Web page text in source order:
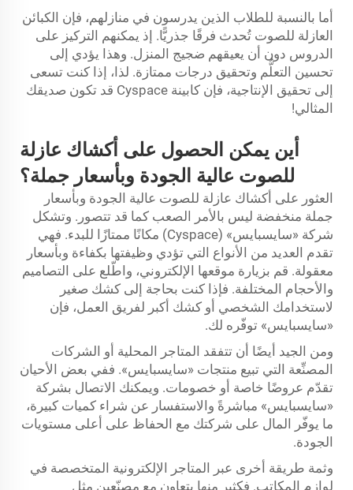
أما بالنسبة للطلاب الذين يدرسون في منازلهم، فإن الكبائن
العازلة للصوت تُحدث فرقًا جذريًّا. إذ يمكنهم التركيز على
الدروس دون أن يعيقهم ضجيج المنزل. وهذا يؤدي إلى
تحسين التعلُّم وتحقيق درجات ممتازة. لذا، إذا كنت تسعى
إلى تحقيق الإنتاجية، فإن كابينة Cyspace قد تكون صديقك
المثالي!
أين يمكن الحصول على أكشاك عازلة
للصوت عالية الجودة وبأسعار جملة؟
العثور على أكشاك عازلة للصوت عالية الجودة وبأسعار
جملة منخفضة ليس بالأمر الصعب كما قد تتصور. وتشكل
شركة «سايسبايس» (Cyspace) مكانًا ممتازًا للبدء. فهي
تقدم العديد من الأنواع التي تؤدي وظيفتها بكفاءة وبأسعار
معقولة. قم بزيارة موقعها الإلكتروني، واطّلع على التصاميم
والأحجام المختلفة. فإذا كنت بحاجة إلى كشك صغير
لاستخدامك الشخصي أو كشك أكبر لفريق العمل، فإن
«سايسبايس» توفّره لك.
ومن الجيد أيضًا أن تتفقد المتاجر المحلية أو الشركات
المصنِّعة التي تبيع منتجات «سايسبايس». ففي بعض الأحيان
تقدّم عروضًا خاصة أو خصومات. ويمكنك الاتصال بشركة
«سايسبايس» مباشرةً والاستفسار عن شراء كميات كبيرة،
ما يوفّر المال على شركتك مع الحفاظ على أعلى مستويات
الجودة.
وثمة طريقة أخرى عبر المتاجر الإلكترونية المتخصصة في
لوازم المكاتب. فكثير منها يتعاون مع مصنّعين مثل